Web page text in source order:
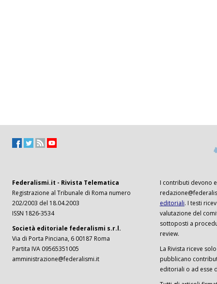
Federalismi.it - Rivista Telematica
Registrazione al Tribunale di Roma numero
202/2003 del 18.04.2003
ISSN 1826-3534
Società editoriale federalismi s.r.l.
Via di Porta Pinciana, 6 00187 Roma
Partita IVA 09565351005
amministrazione@federalismi.it
I contributi devono
editoriali. I testi
valutazione del
sottoposti a
review.
La Rivista riceve
pubblicano
editoriali o ad esse